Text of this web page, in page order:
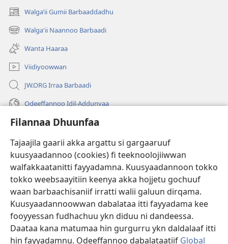
Filannaa Dhuunfaa
Tajaajila gaarii akka argattu si gargaaruuf
kuusyaadannoo (cookies) fi teeknoolojiiwwan
walfakkaatanitti fayyadamna. Kuusyaadannoon tokko
tokko weebsaayitiin keenya akka hojjetu gochuuf
waan barbaachisaniif irratti walii galuun dirqama.
Kuusyaadannoowwan dabalataa itti fayyadama kee
fooyyessan fudhachuu ykn diduu ni dandeessa.
Daataa kana matumaa hin gurgurru ykn daldalaaf itti
hin fayyadamnu. Odeeffannoo dabalataatiif Global
Walgaʼii Gumii Barbaaddadhu
(opens
new
window)
Walga'ii Naannoo Barbaadi
(opens
new
window)
Wanta Haaraa
Viidiyoowwan
JW.ORG Irraa Barbaadi
Odeeffannoo Idil-Addunyaa
Gargaarsa
Buusii
(opens
window)"LAAYIBRARII INTARNEETIIRRAA"
(opens
new
window)
®
(opens
new
window)Appilikeeshinii JW Library